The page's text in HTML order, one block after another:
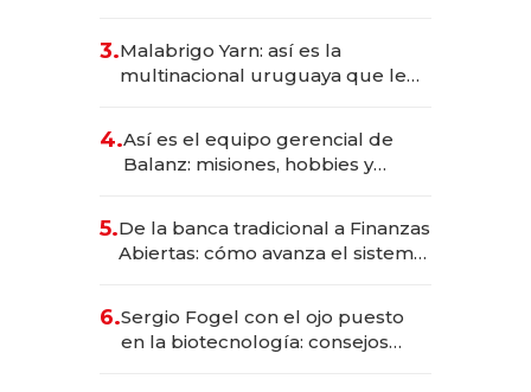
anticipación y prepara apertura
3.Malabrigo Yarn: así es la
multinacional uruguaya que le
4.Así es el equipo gerencial de
Balanz: misiones, hobbies y
5.De la banca tradicional a Finanzas
Abiertas: cómo avanza el sistema
6.Sergio Fogel con el ojo puesto
en la biotecnología: consejos